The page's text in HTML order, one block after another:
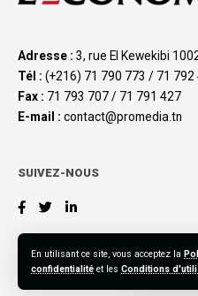
En utilisant ce site, vous acceptez la
confidentialité et les Conditions
Adresse : 3, rue El Kewekibi
Tél : (+216) 71 790 773 / 71 792
Fax : 71 793 707 / 71 791 427
E-mail : contact@promedia.tn
SUIVEZ-NOUS
©2023 L’Économiste